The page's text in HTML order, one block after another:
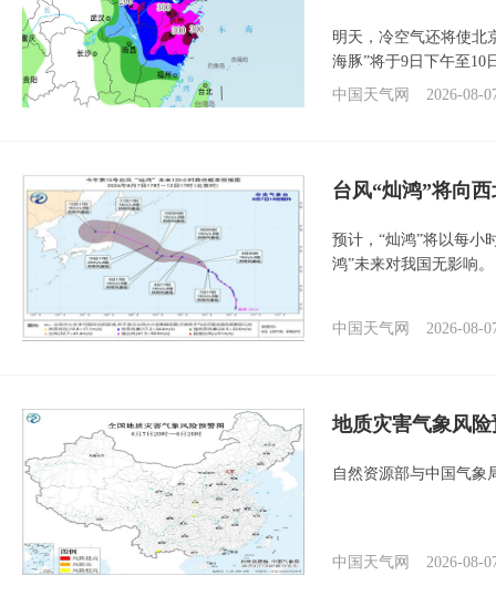
明天，冷空气还将使北
海豚”将于9日下午至10
中国天气网
2026-08-
台风“灿鸿”将向
预计，“灿鸿”将以每小
鸿”未来对我国无影响。
中国天气网 2026-08-
地质灾害气象风
自然资源部与中国气象
中国天气网 2026-08-